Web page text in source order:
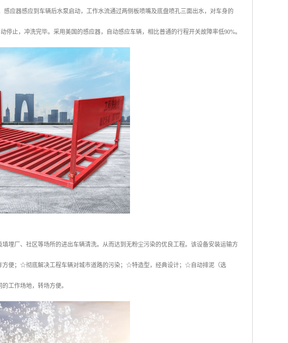
应器感应到车辆后水泵启动，工作水流通过两侧板喷嘴及底盘喷孔三面出水，对车身的
止，冲洗完毕。采用美国的感应器，自动感应车辆，相比普通的行程开关故障率低90%。
埋厂、社区等场所的进出车辆清洗。从而达到无粉尘污染的优良工程。该设备安装运输方
便；☆彻底解决工程车辆对城市道路的污染；☆特造型，经典设计；☆自动排泥（选
工作场地，转场方便。